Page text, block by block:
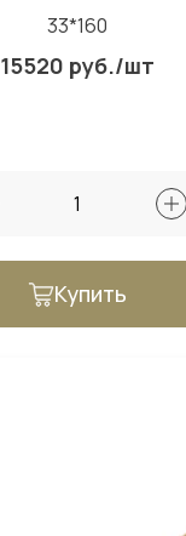
33*160
15520 руб./шт
Купить